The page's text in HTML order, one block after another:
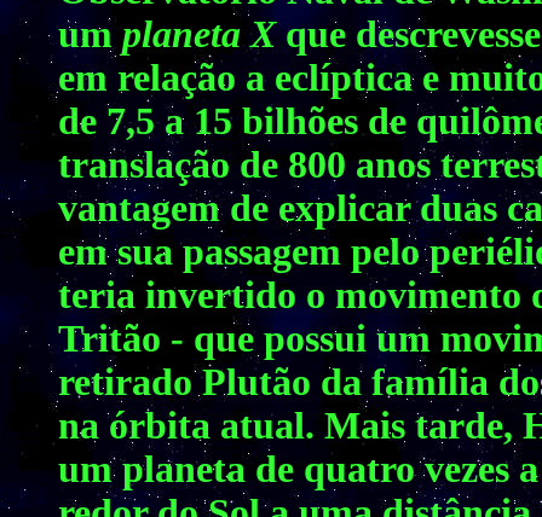
umplaneta Xque
em relação a eclíptica e
de 7,5 a 15 bilhões de
translação de 800 anos
vantagem de explicar duas
em sua passagem pelo
teria invertido o movimento
Tritão - que possui um
retirado Plutão da família
na órbita atual. Mais tarde,
um planeta de quatro vezes